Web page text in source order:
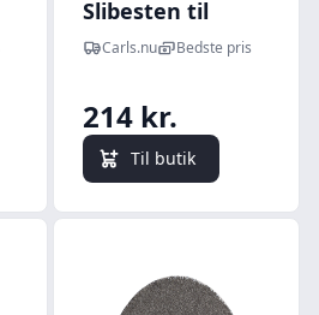
Slibesten til
bænksliber -
GRØN Korn 80
Carls.nu Bedste pris
214 kr.
Til butik